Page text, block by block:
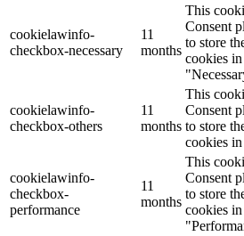
cookielawinfo-
checkbox-necessary
11
months
This
Consent
to store
cookies
cookielawinfo-
checkbox-others
11
months
This
Consent
to store
cookies
cookielawinfo-
checkbox-
performance
11
months
This
Consent
to store
cookies